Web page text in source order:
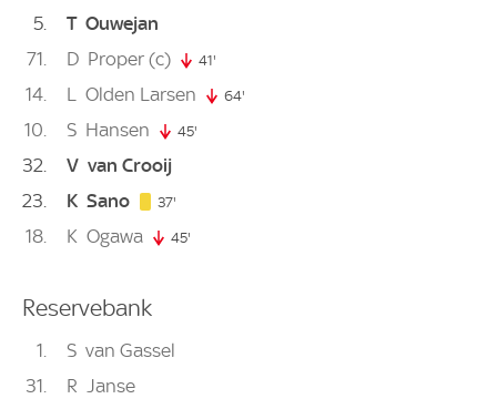
5 T Ouwejan
71
D Proper (c) 41'
14 L Olden Larsen 64'
10 S Hansen 45'
32 V van Crooij
23
K Sano 37'
18 K Ogawa 45'
Reservebank
1 S van Gassel
31
R Janse